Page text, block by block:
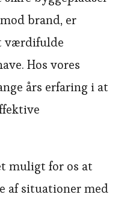
brand, er
værdifulde
Hos vores
års erfaring i at
muligt for os at
af situationer med